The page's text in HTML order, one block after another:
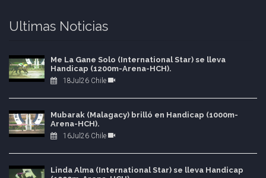
Ultimas Noticias
Me La Gane Solo (International Star) se lleva
Handicap (1200m-Arena-HCH).
18Jul26 Chile
Mubarak (Malagacy) brilló en Handicap (1000m-
Arena-HCH).
16Jul26 Chile
Linda Alma (International Star) se lleva Handicap